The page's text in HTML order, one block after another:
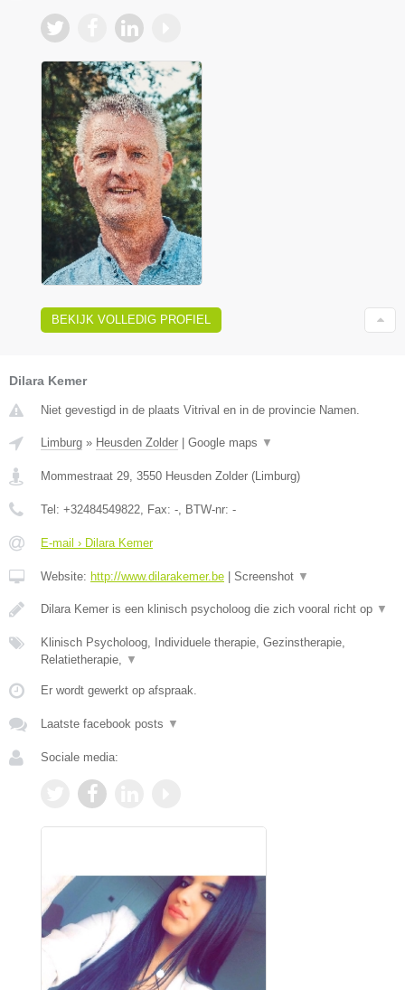
BEKIJK VOLLEDIG PROFIEL
Dilara Kemer
Niet gevestigd in de plaats Vitrival en in de provincie Namen.
Limburg » Heusden Zolder Google maps ▼
Mommestraat 29, 3550 Heusden Zolder (Limburg)
Tel: +32484549822, Fax: -, BTW-nr: -
E-mail › Dilara Kemer
Website: http://www.dilarakemer.be Screenshot ▼
Dilara Kemer is een klinisch psycholoog die zich vooral richt op ▼
Klinisch Psycholoog, Individuele therapie, Gezinstherapie,
Relatietherapie, ▼
Er wordt gewerkt op afspraak.
Laatste facebook posts ▼
Sociale media: